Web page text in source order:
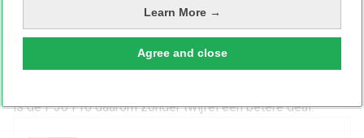
Learn More →
Agree and close
Wanneer je dit niet zo belangrijk vindt en een telefoon met
indrukwekkende camera’s, rappe prestaties en een fors
scherm zoekt is de Huawei P30 Pro voor de meeste
mensen de beste keuze. De P40 Pro is op alle fronten
is de P30 Pro daarom zonder twijfel een betere deal.